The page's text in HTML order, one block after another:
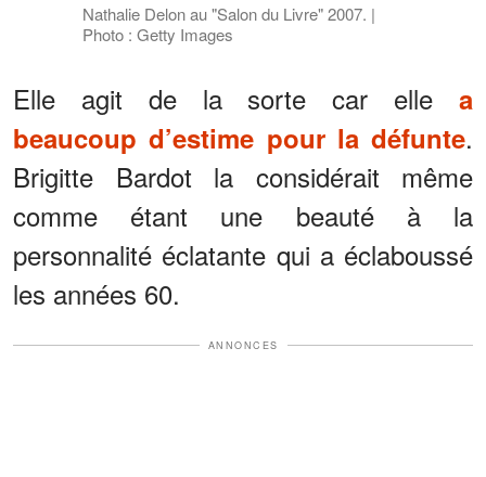
Nathalie Delon au "Salon du Livre" 2007. |
Photo : Getty Images
Elle agit de la sorte car elle a
beaucoup d’estime pour la défunte.
Brigitte Bardot la considérait même
comme étant une beauté à la
personnalité éclatante qui a éclaboussé
les années 60.
ANNONCES